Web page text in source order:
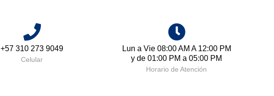
+57 310 273 9049
Celular
Lun a Vie 08:00 AM A 12:00 PM
y de 01:00 PM a 05:00 PM
Horario de Atención